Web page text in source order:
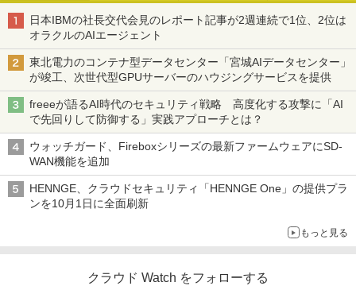
日本IBMの社長交代会見のレポート記事が2週連続で1位、2位は
オラクルのAIエージェント
東北電力のコンテナ型データセンター「宮城AIデータセンター」
が竣工、次世代型GPUサーバーのハウジングサービスを提供
freeeが語るAI時代のセキュリティ戦略 高度化する攻撃に「AI
で先回りして防御する」実践アプローチとは？
ウォッチガード、Fireboxシリーズの最新ファームウェアにSD-
WAN機能を追加
HENNGE、クラウドセキュリティ「HENNGE One」の提供プラ
ンを10月1日に全面刷新
もっと見る
クラウド Watch をフォローする